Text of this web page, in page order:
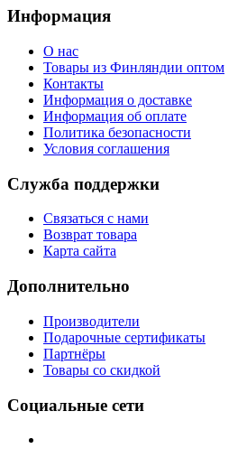
Информация
О нас
Товары из Финляндии оптом
Контакты
Информация о доставке
Информация об оплате
Политика безопасности
Условия соглашения
Служба поддержки
Связаться с нами
Возврат товара
Карта сайта
Дополнительно
Производители
Подарочные сертификаты
Партнёры
Товары со скидкой
Социальные сети